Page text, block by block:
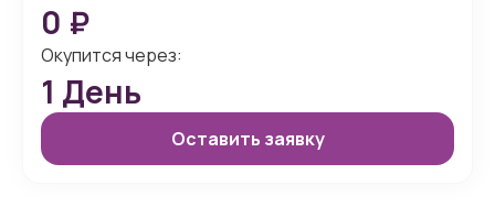
0 ₽
Окупится через:
1 День
Оставить заявку